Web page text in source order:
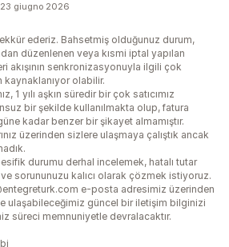
giugno 2026
ederiz. Bahsetmiş olduğunuz durum,
düzenlenen veya kısmi iptal yapılan
akışının senkronizasyonuyla ilgili çok
olabilir.
1 yılı aşkın süredir bir çok satıcımız
bir şekilde kullanılmakta olup, fatura
kadar benzer bir şikayet almamıştır.
üzerinden sizlere ulaşmaya çalıştık ancak
durumu derhal incelemek, hatalı tutar
sorununuzu kalıcı olarak çözmek istiyoruz.
e-posta adresimiz üzerinden
ulaşabileceğimiz güncel bir iletişim bilginizi
süreci memnuniyetle devralacaktır.